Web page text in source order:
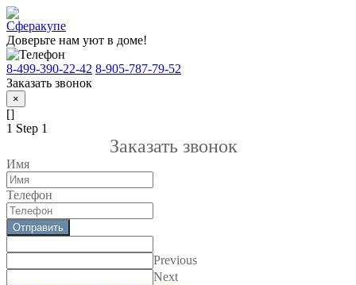
Доверьте нам уют в доме!
8-499-390-22-42 8-905-787-79-52
Заказать звонок
×
[]
1 Step 1
Заказать звонок
Имя
Телефон
Отправить
Previous
Next